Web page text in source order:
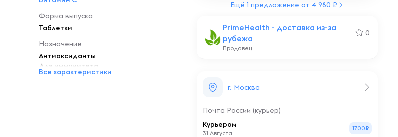
Форма выпуска
Таблетки
Назначение
Антиоксиданты
Для иммунитета
Все характеристики
PrimeHealth - доставка из-за
рубежа
0
Продавец
г. Москва
Почта России (курьер)
Курьером
31 Августа
1700₽
Ещё 1 предложение от 4 980 ₽